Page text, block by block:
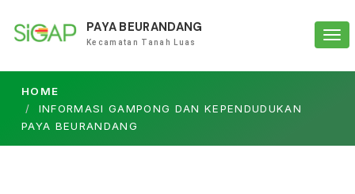
PAYA BEURANDANG
Kecamatan Tanah Luas
HOME
INFORMASI GAMPONG DAN KEPENDUDUKAN
PAYA BEURANDANG